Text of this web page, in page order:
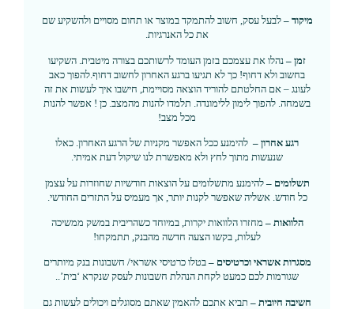
לבעל עסק, חשוב להתמקד במוצר או תחום מסויים ולהשקיע שם
את כל האנרגיות.
נהלו את עצמכם בזמן העומד לרשותכם בצורה מיטבית. השקיעו
בחשוב ולא דחוף! כך לא תגיעו ברגע האחרון לחשוב דחוף.להפוך כאב
לעונג – אם החלטתם להוריד הוצאה מסויימת, חישבו איך לעשות את זה
בשמחה. להפוך לימון ללימונדה. תלמדו להנות מהמצב. כן ! אפשר להנות
מכל מצב!
רגע אחרון – להימנע ככל האפשר מקניות של הרגע האחרון. כאלו
שנעשות מתוך לחץ ולא מאפשרת לנו שיקול דעת אמיתי.
תשלומים –להימנע מתשלומים על הוצאות חודשיות שחוזרות על עצמן
כל חודש. אשליה שאפשר לקנות יותר, אך מעמיס על התזרים החודשי.
הלוואות –מחזרו הלוואות יקרות, במיוחד כשהריבית במשק ממשיכה
לעלות, בקשו הצעה חדשה מהבנק, תתמקחו!
מסגרות אשראי וכרטיסים –בטלו כרטיסי אשראי/ חשבונות בנק מיותרים
שגורמות לכם כמעט לקחת הנהלת חשבונות לעסק שנקרא ‘בית’..
חשיבה חיובית – תביא אתכם להאמין שאתם מסוגלים ויכולים לעשות גם